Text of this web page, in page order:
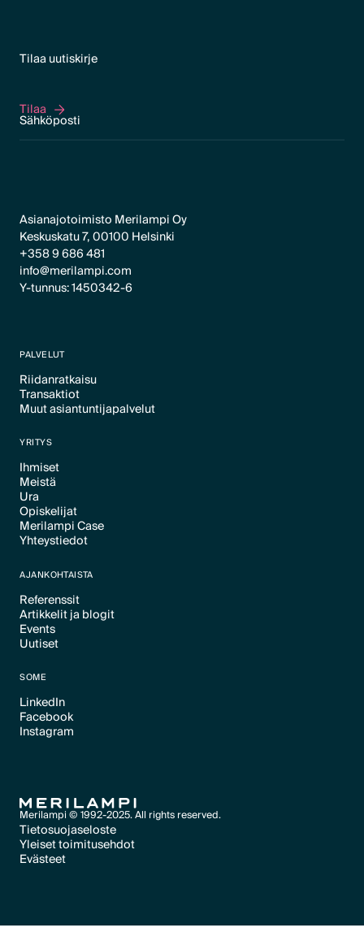
Tilaa uutiskirje
Tilaa
Tilaa
Asianajotoimisto Merilampi Oy
Keskuskatu 7, 00100 Helsinki
+358 9 686 481
info@merilampi.com
Y-tunnus: 1450342-6
PALVELUT
Riidanratkaisu
Text Link
Transaktiot
Text Link
Muut asiantuntijapalvelut
YRITYS
Ihmiset
Text Link
Meistä
Text Link
Ura
Text Link
Opiskelijat
Text Link
Merilampi Case
Text Link
Yhteystiedot
AJANKOHTAISTA
Referenssit
Text Link
Artikkelit ja blogit
Text Link
Events
Text Link
Uutiset
SOME
LinkedIn
Text Link
Facebook
Text Link
Instagram
Merilampi © 1992-2025. All rights reserved.
Tietosuojaseloste
Text Link
Yleiset toimitusehdot
Text Link
Evästeet